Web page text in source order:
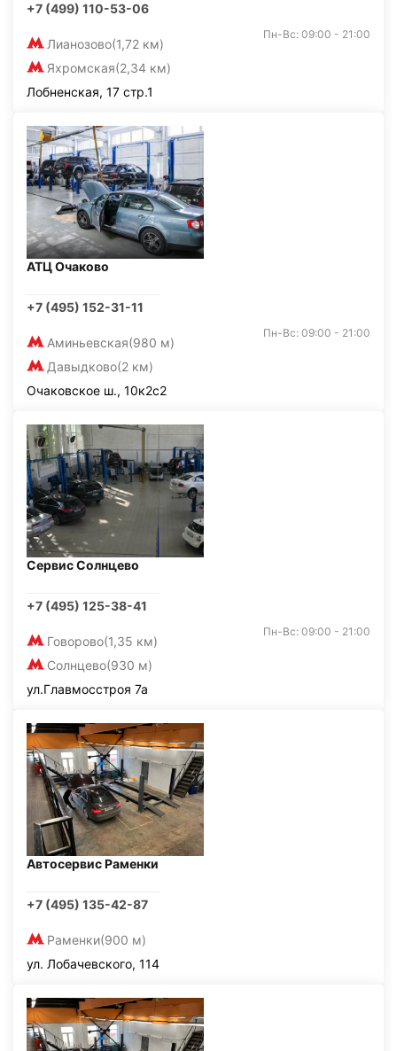
+7 (499) 110-53-06
Лианозово(1,72 км)
Яхромская(2,34 км)
Пн-Вс: 09:00 - 21:00
Лобненская, 17 стр.1
АТЦ Очаково
+7 (495) 152-31-11
Аминьевская(980 м)
Давыдково(2 км)
Пн-Вс: 09:00 - 21:00
Очаковское ш., 10к2с2
Сервис Солнцево
+7 (495) 125-38-41
Говорово(1,35 км)
Солнцево(930 м)
Пн-Вс: 09:00 - 21:00
ул.Главмосстроя 7а
Автосервис Раменки
+7 (495) 135-42-87
Раменки(900 м)
ул. Лобачевского, 114